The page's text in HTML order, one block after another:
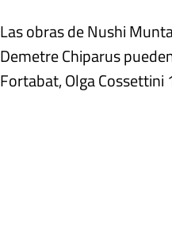
Las obras de Nushi
Demetre Chiparus
Fortabat, Olga Cossettini